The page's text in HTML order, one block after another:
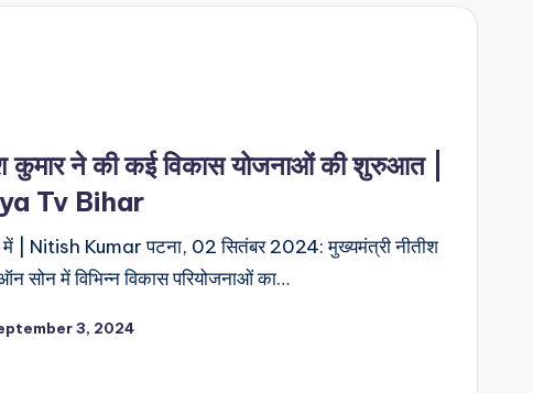
कुमार ने की कई विकास योजनाओं की शुरुआत |
Tv Bihar
में | Nitish Kumar पटना, 02 सितंबर 2024: मुख्यमंत्री नीतीश
सोन में विभिन्न विकास परियोजनाओं का…
3, 2024